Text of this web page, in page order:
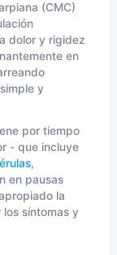
(CMC)
dolor y rigidez
en
y
por tiempo
- que incluye
,
en pausas
la
síntomas y